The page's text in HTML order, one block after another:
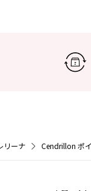
リーナ Cendrillon ポ